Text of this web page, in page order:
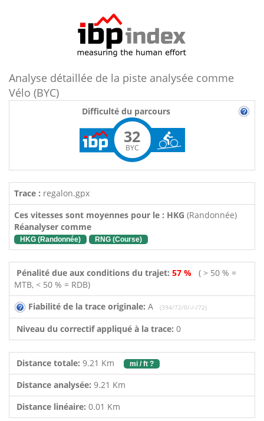
Analyse détaillée de la piste analysée comme
Vélo (BYC)
Difficulté du parcours
32
BYC
Trace : regalon.gpx
Ces vitesses sont moyennes pour le : HKG (Randonnée)
Réanalyser comme
HKG (Randonnée) RNG (Course)
Pénalité due aux conditions du trajet: 57 % ( > 50 % =
MTB, < 50 % = RDB)
Fiabilité de la trace originale: A (394/72/0/-/-/72)
Niveau du correctif appliqué à la trace: 0
Distance totale: 9.21 Km mi / ft ?
Distance analysée: 9.21 Km
Distance linéaire: 0.01 Km